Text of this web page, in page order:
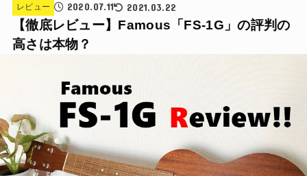
レビュー 2020.07.11 2021.03.22
【徹底レビュー】Famous「FS-1G」の評判の
高さは本物？